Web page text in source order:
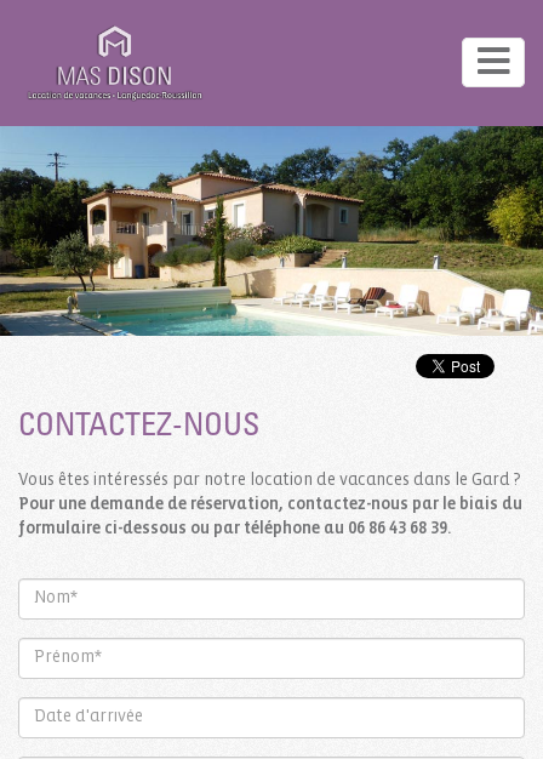
CONTACTEZ-NOUS
Vous êtes intéressés par notre location de vacances dans le Gard ?
Pour une demande de réservation, contactez-nous par le biais du
formulaire ci-dessous ou par téléphone au 06 86 43 68 39.